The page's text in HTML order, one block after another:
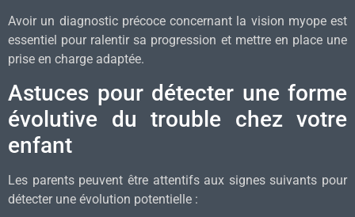
Avoir un diagnostic précoce concernant la vision myope est
essentiel pour ralentir sa progression et mettre en place une
prise en charge adaptée.
Astuces pour détecter une forme
évolutive du trouble chez votre
enfant
Les parents peuvent être attentifs aux signes suivants pour
détecter une évolution potentielle :